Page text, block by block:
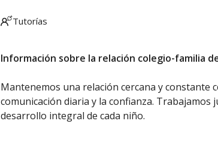
Tutorías
Información sobre la relación colegio-familia
Mantenemos una relación cercana y constante
comunicación diaria y la confianza.
desarrollo integral de cada niño.